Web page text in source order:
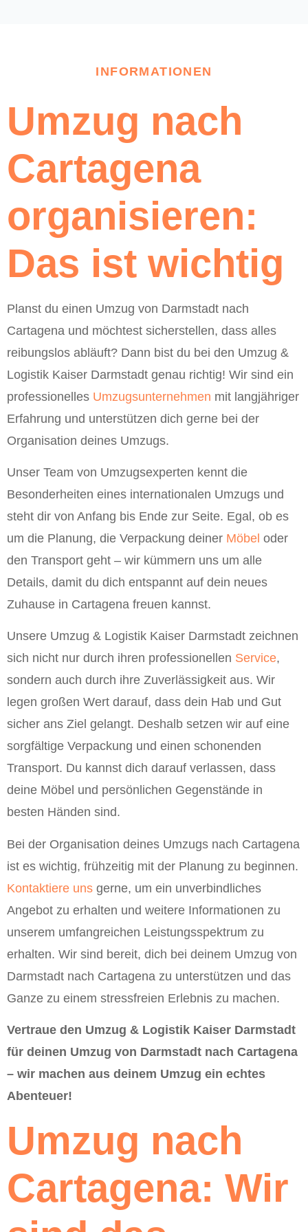
INFORMATIONEN
Umzug nach
Cartagena
organisieren:
Das ist wichtig
Planst du einen Umzug von Darmstadt nach
Cartagena und möchtest sicherstellen, dass alles
reibungslos abläuft? Dann bist du bei den Umzug &
Logistik Kaiser Darmstadt genau richtig! Wir sind ein
professionelles Umzugsunternehmen mit langjähriger
Erfahrung und unterstützen dich gerne bei der
Organisation deines Umzugs.
Unser Team von Umzugsexperten kennt die
Besonderheiten eines internationalen Umzugs und
steht dir von Anfang bis Ende zur Seite. Egal, ob es
um die Planung, die Verpackung deiner Möbel oder
den Transport geht – wir kümmern uns um alle
Details, damit du dich entspannt auf dein neues
Zuhause in Cartagena freuen kannst.
Unsere Umzug & Logistik Kaiser Darmstadt zeichnen
sich nicht nur durch ihren professionellen Service,
sondern auch durch ihre Zuverlässigkeit aus. Wir
legen großen Wert darauf, dass dein Hab und Gut
sicher ans Ziel gelangt. Deshalb setzen wir auf eine
sorgfältige Verpackung und einen schonenden
Transport. Du kannst dich darauf verlassen, dass
deine Möbel und persönlichen Gegenstände in
besten Händen sind.
Bei der Organisation deines Umzugs nach Cartagena
ist es wichtig, frühzeitig mit der Planung zu beginnen.
Kontaktiere uns gerne, um ein unverbindliches
Angebot zu erhalten und weitere Informationen zu
unserem umfangreichen Leistungsspektrum zu
erhalten. Wir sind bereit, dich bei deinem Umzug von
Darmstadt nach Cartagena zu unterstützen und das
Ganze zu einem stressfreien Erlebnis zu machen.
Vertraue den Umzug & Logistik Kaiser Darmstadt
für deinen Umzug von Darmstadt nach Cartagena
– wir machen aus deinem Umzug ein echtes
Abenteuer!
Umzug nach
Cartagena: Wir